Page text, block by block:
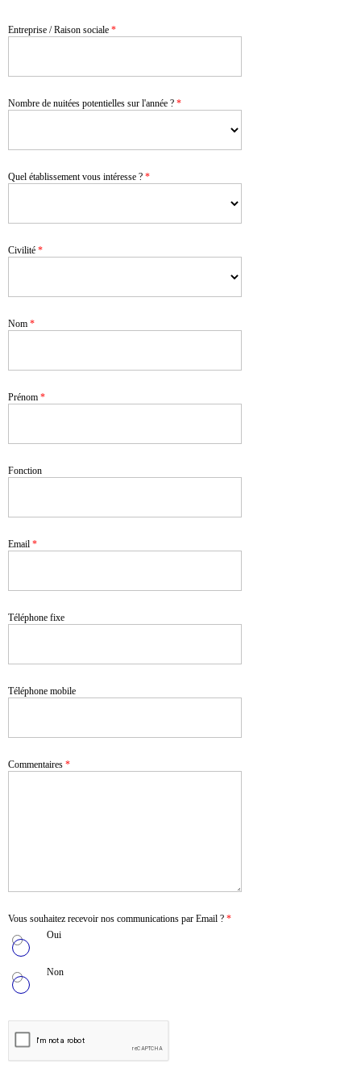
Entreprise / Raison sociale *
Nombre de nuitées potentielles sur l'année ? *
Quel établissement vous intéresse ? *
Civilité *
Nom *
Prénom *
Fonction
Email *
Téléphone fixe
Téléphone mobile
Commentaires *
Vous souhaitez recevoir nos communications par Email ? *
Oui
Non